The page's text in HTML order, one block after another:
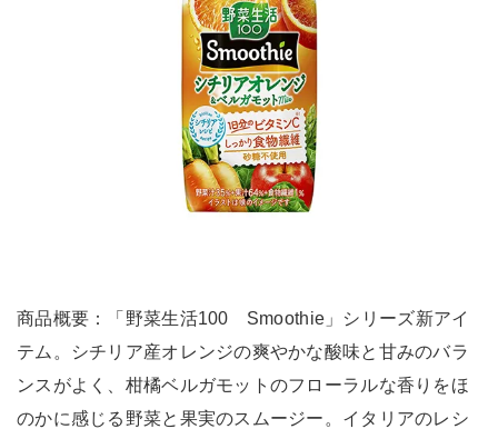
商品概要：「野菜生活100 Smoothie」シリーズ新アイ
テム。シチリア産オレンジの爽やかな酸味と甘みのバラ
ンスがよく、柑橘ベルガモットのフローラルな香りをほ
のかに感じる野菜と果実のスムージー。イタリアのレシ